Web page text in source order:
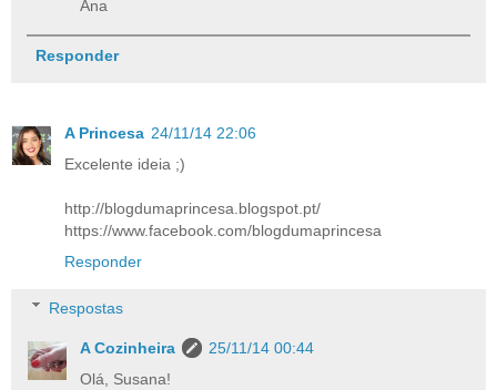
Ana
Responder
A Princesa 24/11/14 22:06
Excelente ideia ;)
http://blogdumaprincesa.blogspot.pt/
https://www.facebook.com/blogdumaprincesa
Responder
Respostas
A Cozinheira
25/11/14 00:44
Olá, Susana!